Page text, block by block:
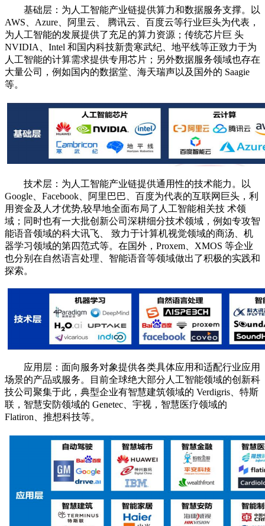
基础层：为人工智能产业链提供算力和数据服务支撑。以
AWS、Azure、阿里云、 腾讯云、百度云等行业巨头为代表，
为人工智能的发展提供了充足的算力资源；传统芯片巨 头
NVIDIA、Intel 和国内科技新贵寒武纪、地平线等正致力于为
人工智能的计算需求提供专用芯片；另外数据服务领域也存在
大量公司，例如国内的数据堂、海天瑞声以及国外的 Saagie
等。
技术层：为人工智能产业链提供通用性的技术能力。以
Google、Facebook、阿里巴巴、百度为代表的互联网巨头，利
用资金及人才优势,较早地全面布局了人工智能相关技 术领
域；同时也有一大批创新公司深耕细分技术领域，例如专攻智
能语音领域的科大讯飞、 致力于计算机视觉领域的商汤、机
器学习领域的第四范式等。在国外，Proxem、XMOS 等企业
也分别在自然语言处理、智能语音等领域做出了积极的实践和
探索。
应用层：面向服务对象提供各类具体应用和适配行业应用
场景的产品或服务。目前全球绝大部分人工智能领域的创新科
技公司聚集于此，典型企业有智慧建筑领域的 Verdigris、特斯
联，智慧安防领域的 Genetec、宇视，智慧医疗领域的
Flatiron、推想科技等。